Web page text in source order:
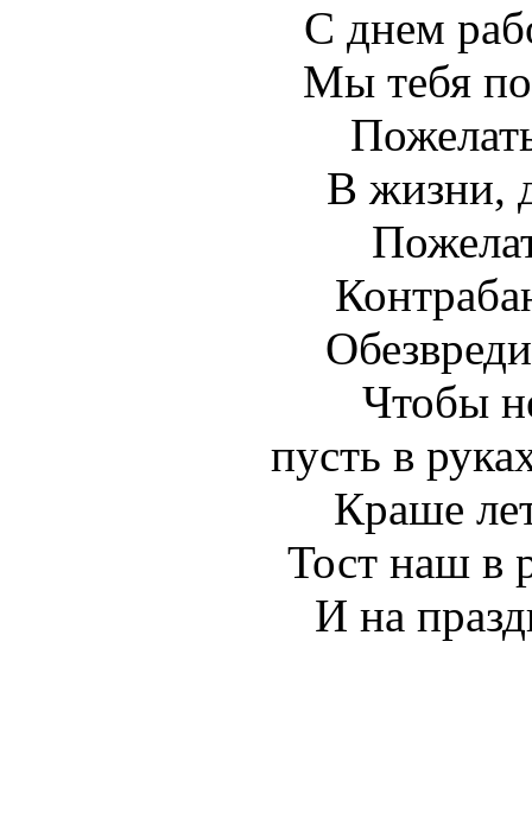
С днем
Мы тебя
В жизни,
Чтобы
пусть в
Краше
Тост наш в
И на